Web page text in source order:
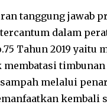
tanggung jawab
dalam
Tahun 2019 yaitu
timbunan
melalui
kembali